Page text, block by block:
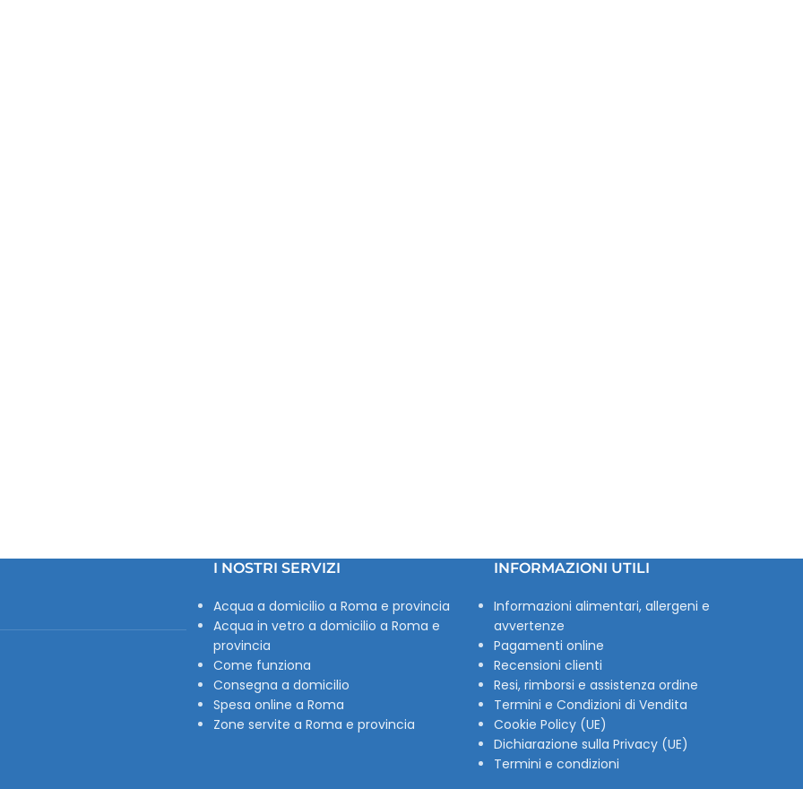
I NOSTRI SERVIZI
Acqua a domicilio a Roma e provincia
Acqua in vetro a domicilio a Roma e
provincia
Come funziona
Consegna a domicilio
Spesa online a Roma
Zone servite a Roma e provincia
INFORMAZIONI UTILI
Informazioni alimentari, allergeni e
avvertenze
Pagamenti online
Recensioni clienti
Resi, rimborsi e assistenza ordine
Termini e Condizioni di Vendita
Cookie Policy (UE)
Dichiarazione sulla Privacy (UE)
Termini e condizioni